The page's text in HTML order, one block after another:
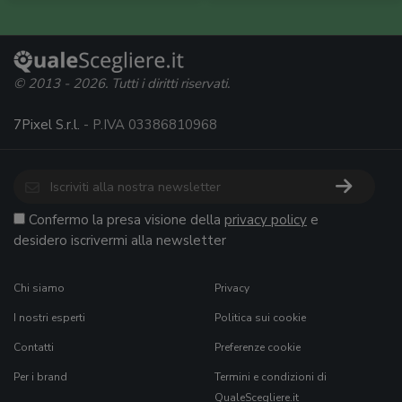
© 2013 - 2026. Tutti i diritti riservati.
7Pixel S.r.l. - P.IVA 03386810968
Confermo la presa visione della privacy policy e
desidero iscrivermi alla newsletter
Chi siamo
I nostri esperti
Contatti
Per i brand
Privacy
Politica sui cookie
Preferenze cookie
Termini e condizioni di
QualeScegliere.it